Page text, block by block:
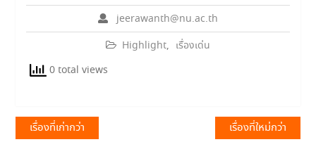
jeerawanth@nu.ac.th
Highlight, เรื่องเด่น
0 total views
แนะแนว
เรื่อง
เรื่องที่เก่ากว่า เรื่องที่ใหม่กว่า